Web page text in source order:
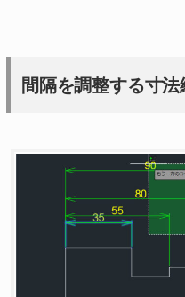
間隔を調整する寸法